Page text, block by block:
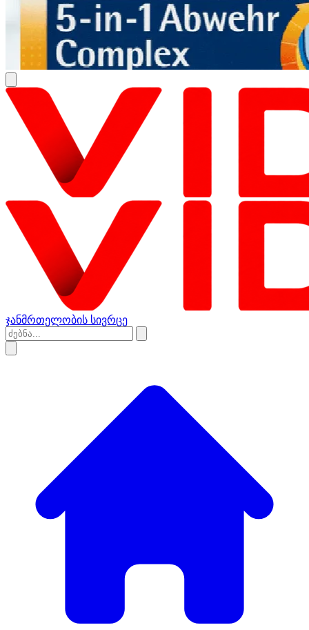
ჯანმრთელობის სივრცე